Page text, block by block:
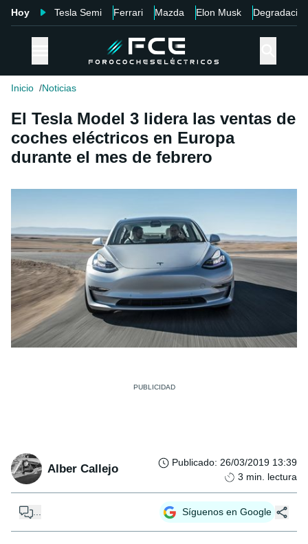
Hoy Tesla Semi Ferrari Mazda Elon Musk Degradación
Inicio Noticias
El Tesla Model 3 lidera las ventas de
coches eléctricos en Europa
durante el mes de febrero
Alber Callejo Publicado: 26/03/2019 13:39
3 min. lectura
... Síguenos en Google